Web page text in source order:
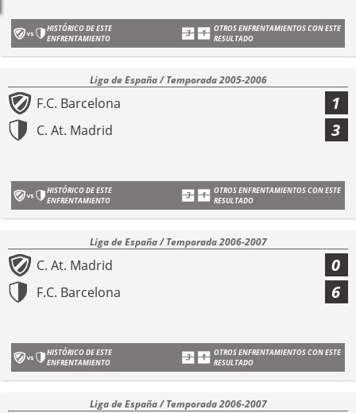
HISTÓRICO DE ESTE
ENFRENTAMIENTO
OTROS ENFRENTAMIENTOS CON ESTE
RESULTADO
Liga de España / Temporada 2005-2006
F.C. Barcelona 1
C. At. Madrid 3
HISTÓRICO DE ESTE
ENFRENTAMIENTO
OTROS ENFRENTAMIENTOS CON ESTE
RESULTADO
Liga de España / Temporada 2006-2007
C. At. Madrid 0
F.C. Barcelona 6
HISTÓRICO DE ESTE
ENFRENTAMIENTO
OTROS ENFRENTAMIENTOS CON ESTE
RESULTADO
Liga de España / Temporada 2006-2007